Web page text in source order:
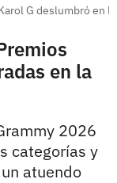
G deslumbró en
en la
2026
categorías y
atuendo